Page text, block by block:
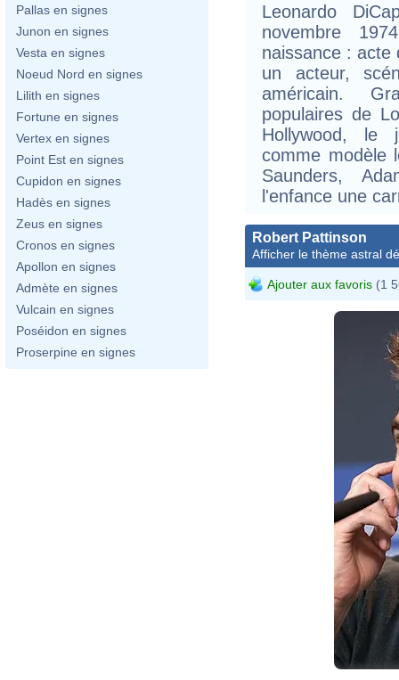
Pallas en signes
Junon en signes
Vesta en signes
Noeud Nord en signes
Lilith en signes
Fortune en signes
Vertex en signes
Point Est en signes
Cupidon en signes
Hadès en signes
Zeus en signes
Cronos en signes
Apollon en signes
Admète en signes
Vulcain en signes
Poséidon en signes
Proserpine en signes
Leonardo
novembre
naissance : acte
un acteur,
américain.
populaires de
Hollywood, le
comme modèle
Saunders,
l'enfance une
Robert Pattinson
Afficher le thème astral
Ajouter aux favoris (1